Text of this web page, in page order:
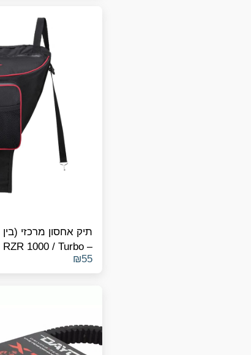
תיק אחסון מרכזי
– Polaris RZR 1000 / Turbo
₪55